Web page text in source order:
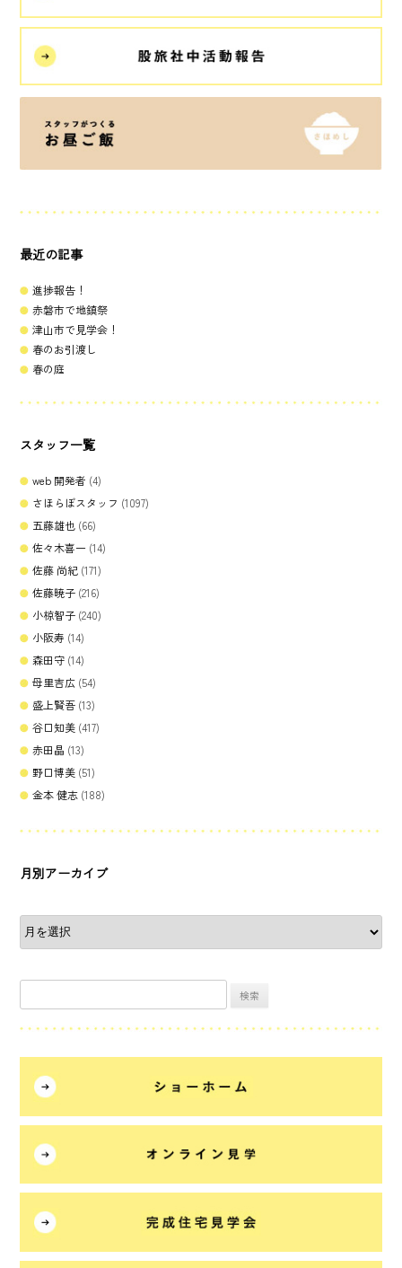
最近の記事
進捗報告！
赤磐市で地鎮祭
津山市で見学会！
春のお引渡し
春の庭
スタッフ一覧
web 開発者 (4)
さほらぼスタッフ (1097)
五藤雄也 (66)
佐々木喜一 (14)
佐藤 尚紀 (171)
佐藤暁子 (216)
小椋智子 (240)
小阪寿 (14)
森田守 (14)
母里吉広 (54)
盛上賢吾 (13)
谷口知美 (417)
赤田晶 (13)
野口博美 (51)
金本 健志 (188)
月別アーカイブ